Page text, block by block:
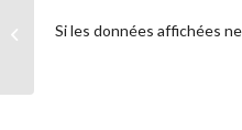
Si les données affichées
Les AAmis. (
caméra ouverte